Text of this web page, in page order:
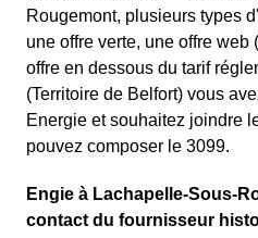
Rougemont, plusieurs types
une offre verte, une offre web
offre en dessous du tarif
(Territoire de Belfort) vous
Energie et souhaitez joindre
pouvez composer le 3099.
Engie à Lachapelle-Sous-
contact du fournisseur